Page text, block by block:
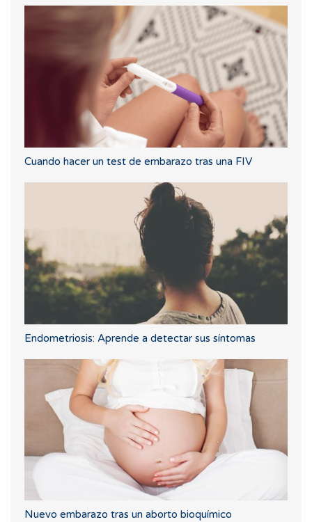
Cuando hacer un test de embarazo tras una FIV
Endometriosis: Aprende a detectar sus síntomas
Nuevo embarazo tras un aborto bioquímico